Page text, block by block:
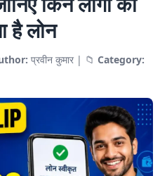
है लोन
प्रवीन कुमार | 📁 Category: